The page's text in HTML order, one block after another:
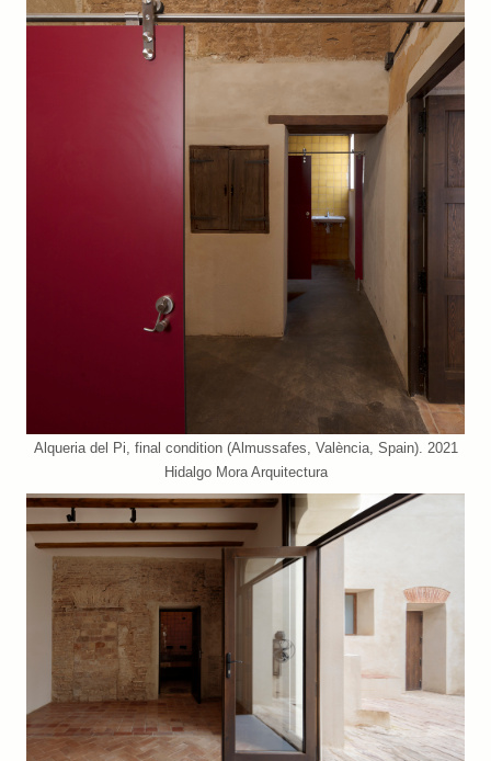
Alqueria del Pi, final condition (Almussafes, València, Spain). 2021
Hidalgo Mora Arquitectura